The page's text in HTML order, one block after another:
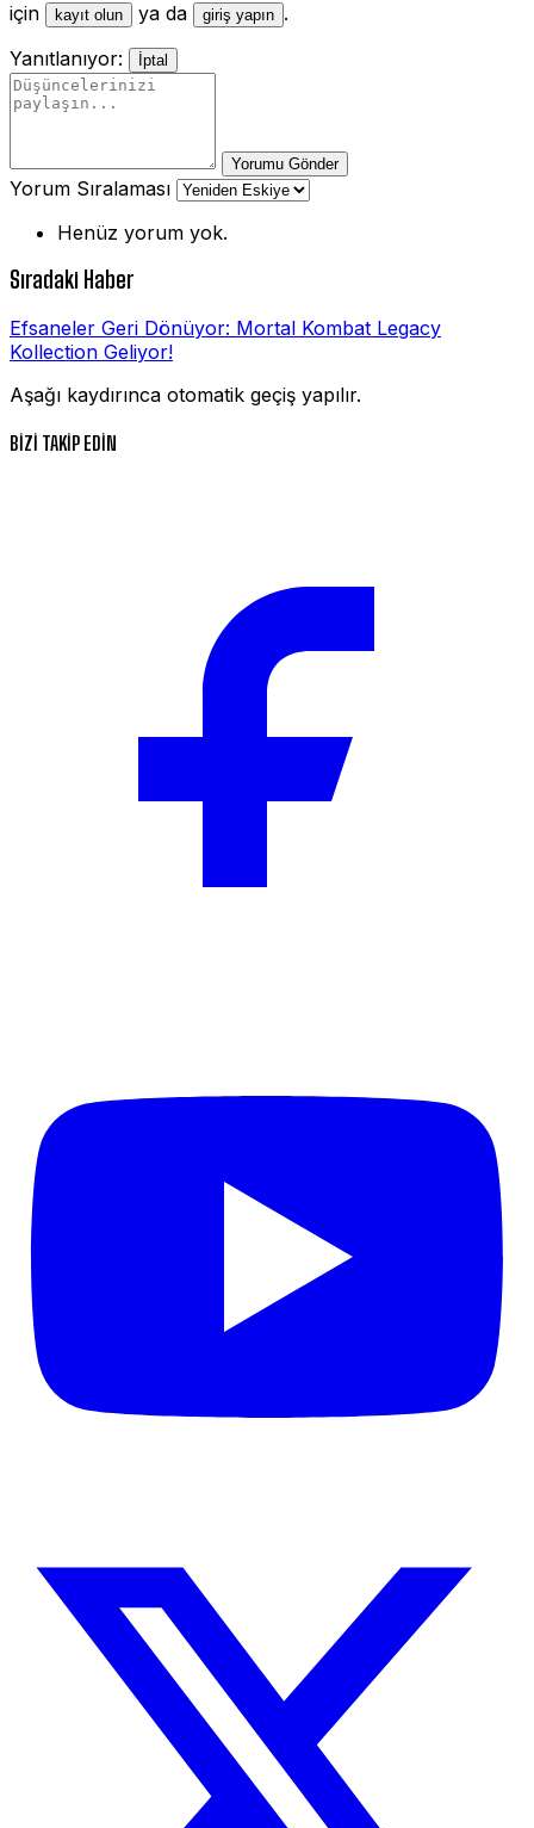
için
kayıt olun ya da giriş yapın .
Yanıtlanıyor:
İptal
Yorumu Gönder
Yorum Sıralaması
Henüz yorum yok.
Sıradaki Haber
Efsaneler Geri Dönüyor: Mortal Kombat Legacy
Kollection Geliyor!
Aşağı kaydırınca otomatik geçiş yapılır.
BİZİ TAKİP EDİN